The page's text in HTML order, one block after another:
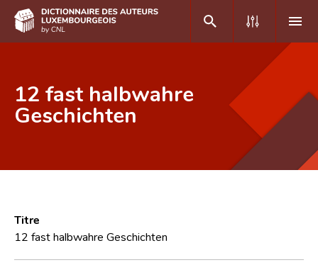
DE FR
Foire aux questions
CNL
12 fast halbwahre
Geschichten
Titre
12 fast halbwahre Geschichten